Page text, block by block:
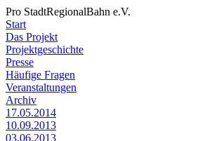
Pro StadtRegionalBahn e.V.
Start
Das Projekt
Projektgeschichte
Presse
Häufige Fragen
Veranstaltungen
Archiv
17.05.2014
10.09.2013
03.06.2013